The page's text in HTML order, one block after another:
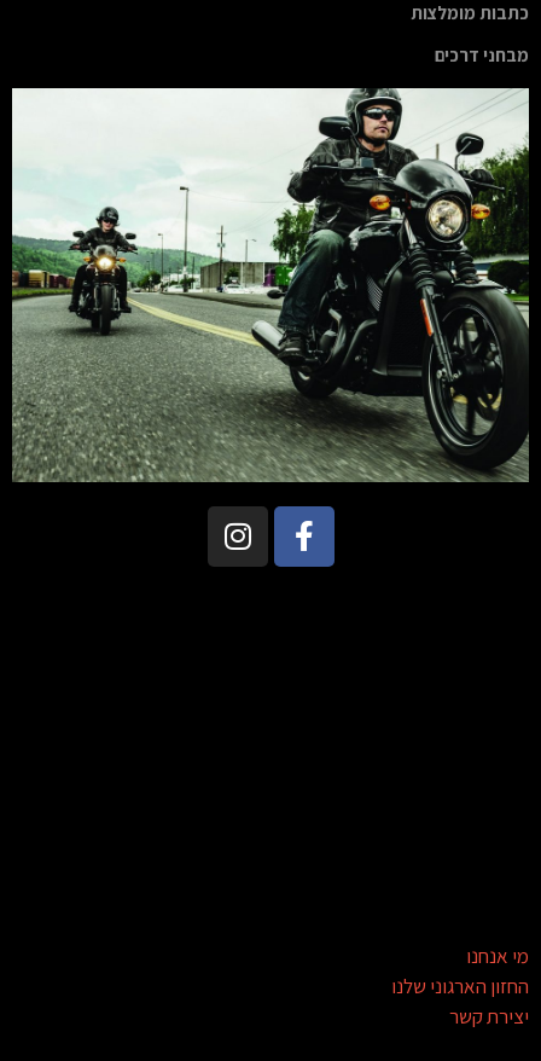
כתבות מומלצות
מבחני דרכים
מי אנחנו
החזון הארגוני שלנו
יצירת קשר